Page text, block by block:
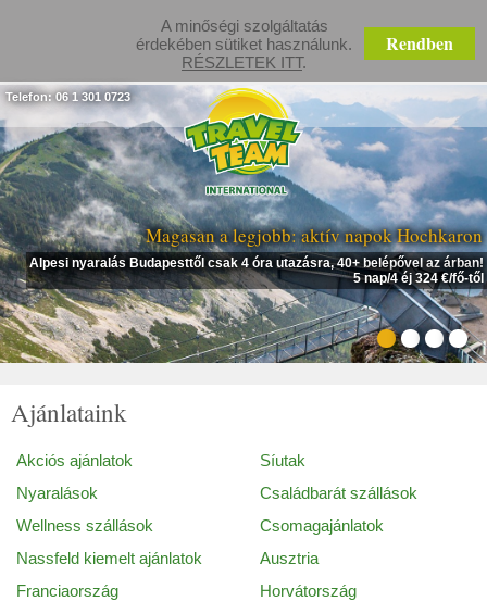
A minőségi szolgáltatás
érdekében sütiket használunk.
RÉSZLETEK ITT.
Rendben
Magasan a legjobb: aktív napok Hochkaron
Alpesi nyaralás Budapesttől csak 4 óra utazásra, 40+ belépővel az árban!
5 nap/4 éj 324 €/fő-től
Telefon: 06 1 301 0723
Ajánlataink
Akciós ajánlatok
Síutak
Nyaralások
Családbarát szállások
Wellness szállások
Csomagajánlatok
Nassfeld kiemelt ajánlatok
Ausztria
Franciaország
Horvátország